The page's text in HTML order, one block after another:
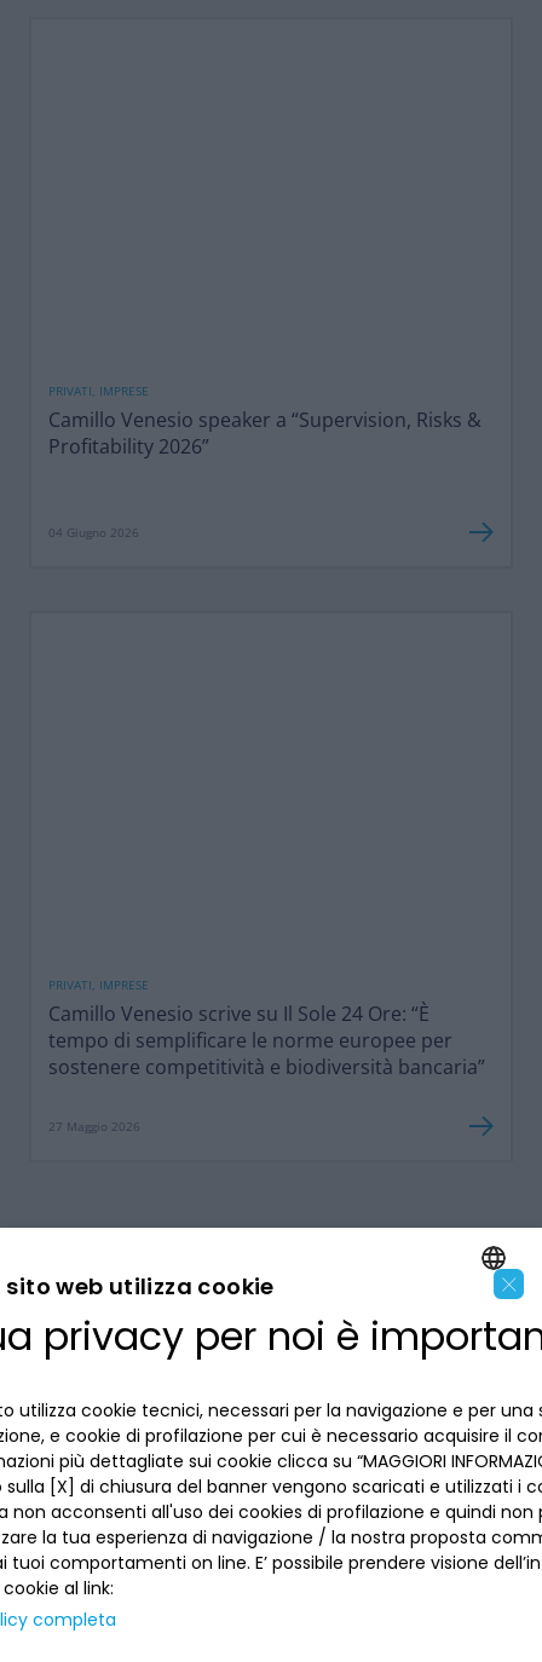
PRIVATI, IMPRESE
Camillo Venesio speaker a “Supervision, Risks &
Profitability 2026”
04 Giugno 2026
PRIVATI, IMPRESE
Camillo Venesio scrive su Il Sole 24 Ore: “È
tempo di semplificare le norme europee per
sostenere competitività e biodiversità bancaria”
27 Maggio 2026
LA BANCA
Dove siamo
Lavora con noi
Reclami
Numeri utili
INFORMAZIONI PER IL CLIENTE
Privacy
La tua scelta sui cookies
Informativa al pubblico
Sepa
Sicurezza
ACCESSIBILITÀ E APP
SEGUICI SUI SOCIAL
ENGLISH
×
sito web utilizza cookie
privacy per noi è
utilizza cookie tecnici, necessari per la navigazione e per una
e cookie di profilazione per cui è necessario acquisire il
più dettagliate sui cookie clicca su “MAGGIORI
[X] di chiusura del banner vengono scaricati e utilizzati i
non acconsenti all'uso dei cookies di profilazione e quindi non
la tua esperienza di navigazione / la nostra proposta
tuoi comportamenti on line. E’ possibile prendere visione
al link:
completa